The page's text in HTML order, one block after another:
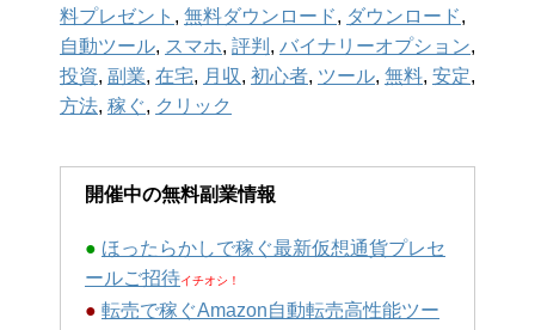
料プレゼント , 無料ダウンロード, ダウンロード,
自動ツール, スマホ, 評判 , バイナリーオプション,
投資, 副業, 在宅, 月収, 初心者, ツール, 無料, 安定,
方法, 稼ぐ, クリック
開催中の無料副業情報
● ほったらかしで稼ぐ最新仮想通貨プレセ
ールご招待イチオシ！
● 転売で稼ぐAmazon自動転売高性能ツー